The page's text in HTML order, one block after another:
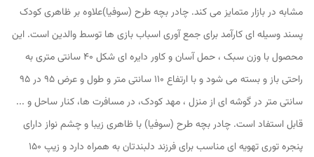
مشابه در بازار متمایز می کند. چادر بچه طرح (سوفیا)علاوه بر ظاهری کودک
پسند وسیله ای کارآمد برای جمع آوری اسباب بازی ها توسط والدین است. این
محصول با وزن سبک ، حمل آسان و کاور دایره ای شکل 40 سانتی متری به
راحتی باز و بسته می شود و با ارتفاع 110 سانتی متر و طول و عرض 95 در 95
سانتی متر در گوشه ای از منزل ، مهد کودک، در مسافرت ها، کنار ساحل و ...
قابل استفاد است. چادر بچه طرح (سوفیا) با ظاهری زیبا و چشم نواز دارای
پنجره توری تهویه ای مناسب برای فرزند دلبندتان به همراه دارد و زیپ 150